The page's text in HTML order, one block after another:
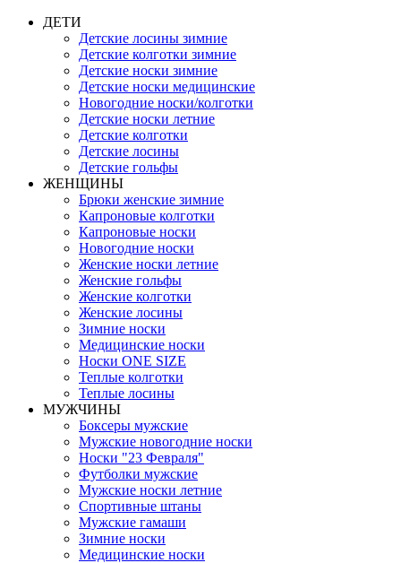
ДЕТИ
Детские лосины зимние
Детские колготки зимние
Детские носки зимние
Детские носки медицинские
Новогодние носки/колготки
Детские носки летние
Детские колготки
Детские лосины
Детские гольфы
ЖЕНЩИНЫ
Брюки женские зимние
Капроновые колготки
Капроновые носки
Новогодние носки
Женские носки летние
Женские гольфы
Женские колготки
Женские лосины
Зимние носки
Медицинские носки
Носки ONE SIZE
Теплые колготки
Теплые лосины
МУЖЧИНЫ
Боксеры мужские
Мужские новогодние носки
Носки "23 Февраля"
Футболки мужские
Мужские носки летние
Спортивные штаны
Мужские гамаши
Зимние носки
Медицинские носки